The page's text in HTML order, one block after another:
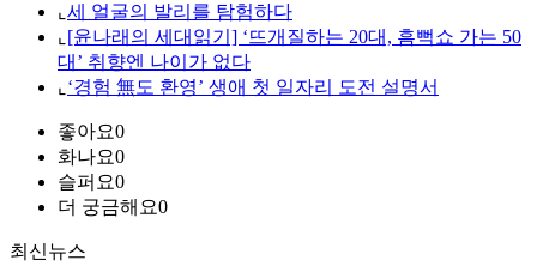
⌞ 세 얼굴의 발리를 탐험하다
⌞ [윤나래의 세대읽기] ‘뜨개질하는 20대, 흠뻑쇼 가는 50
대’ 취향엔 나이가 없다
⌞ ‘경험 無도 환영’ 생애 첫 일자리 도전 설명서
좋아요0
화나요0
슬퍼요0
더 궁금해요0
최신뉴스